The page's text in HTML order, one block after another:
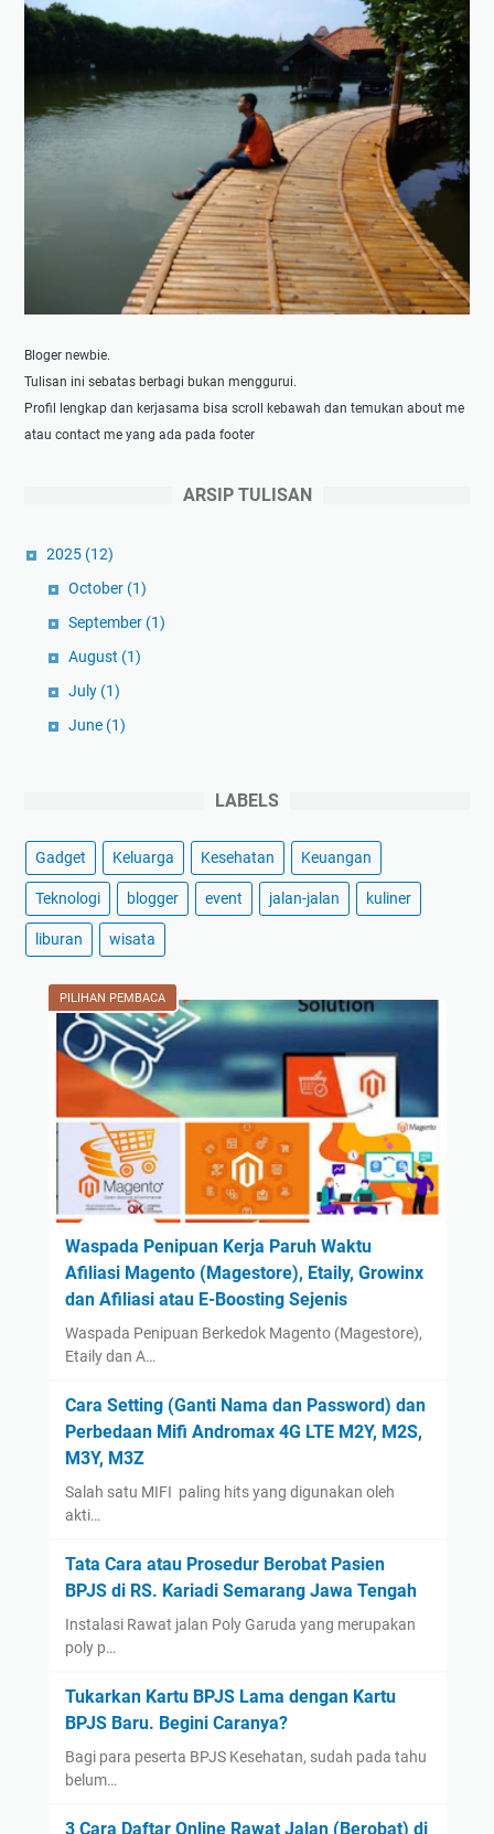
Bloger newbie.
Tulisan ini sebatas berbagi bukan menggurui.
Profil lengkap dan kerjasama bisa scroll kebawah dan temukan about me
atau contact me yang ada pada footer
ARSIP TULISAN
2025 (12)
October (1)
September (1)
August (1)
July (1)
June (1)
February(1)
January(1)
(59)
November(2)
October(2)
September(42)
(2)
July(2)
June(1)
May(1)
April
March(1)
February(1)
January (1)
August(1)
January(13)
December
August(1)
(3)
June(1)
April(1)
March(1)
2021(12)
December
(2)
LABELS
Gadget Keluarga Kesehatan Keuangan
Teknologi blogger event jalan-jalan kuliner
liburan wisata
PILIHAN PEMBACA
Waspada Penipuan Kerja Paruh Waktu
Afiliasi Magento (Magestore), Etaily, Growinx
dan Afiliasi atau E-Boosting Sejenis
Waspada Penipuan Berkedok Magento (Magestore),
Etaily dan A…
Cara Setting (Ganti Nama dan Password) dan
Perbedaan Mifi Andromax 4G LTE M2Y, M2S,
M3Y, M3Z
Salah satu MIFI paling hits yang digunakan oleh
akti…
Tata Cara atau Prosedur Berobat Pasien
BPJS di RS. Kariadi Semarang Jawa Tengah
Instalasi Rawat jalan Poly Garuda yang merupakan
poly p…
Tukarkan Kartu BPJS Lama dengan Kartu
BPJS Baru. Begini Caranya?
Bagi para peserta BPJS Kesehatan, sudah pada tahu
belum…
3 Cara Daftar Online Rawat Jalan (Berobat) di